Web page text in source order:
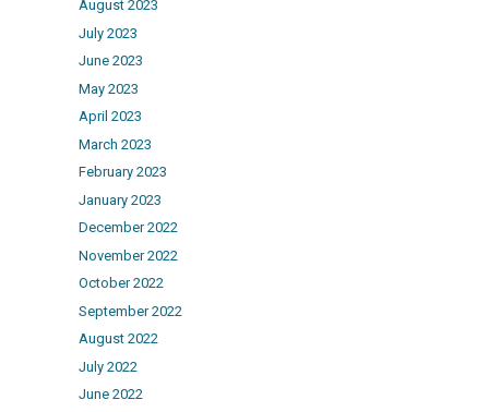
August 2023
July 2023
June 2023
May 2023
April 2023
March 2023
February 2023
January 2023
December 2022
November 2022
October 2022
September 2022
August 2022
July 2022
June 2022